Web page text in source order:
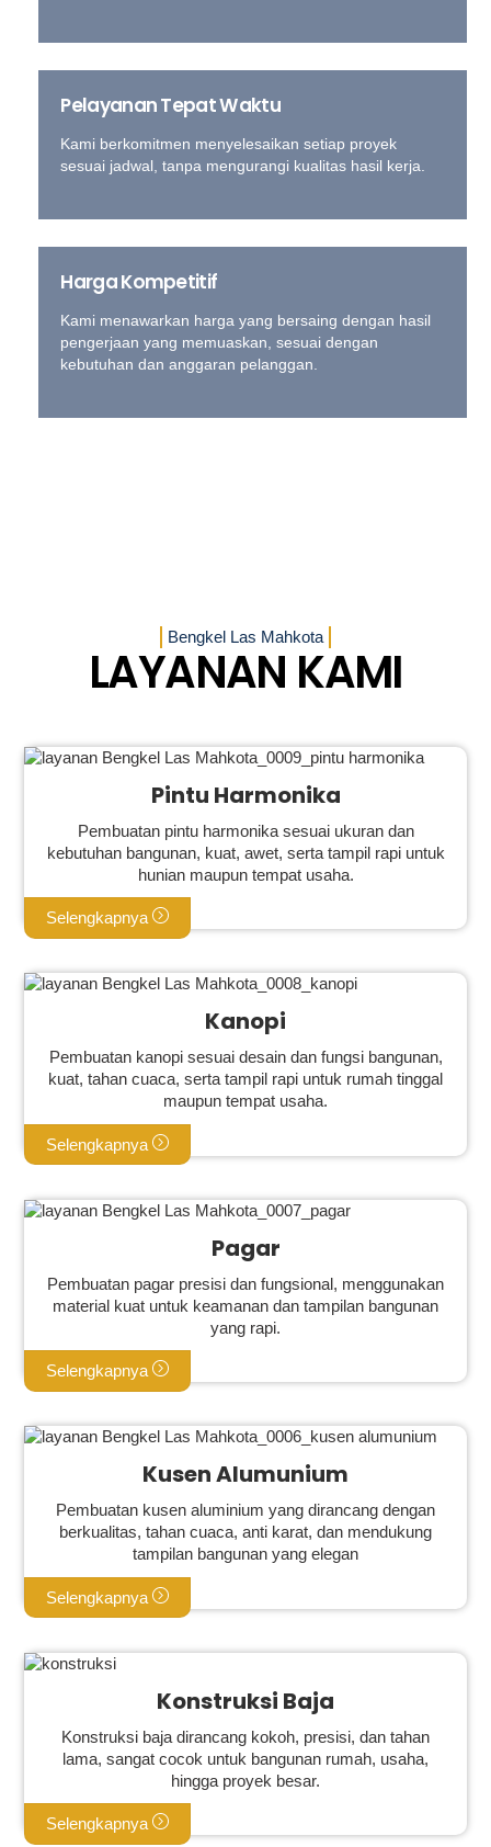
Pelayanan Tepat Waktu
Kami berkomitmen menyelesaikan setiap proyek
sesuai jadwal, tanpa mengurangi kualitas hasil kerja.
Harga Kompetitif
Kami menawarkan harga yang bersaing dengan hasil
pengerjaan yang memuaskan, sesuai dengan
kebutuhan dan anggaran pelanggan.
Bengkel Las Mahkota
LAYANAN KAMI
Pintu Harmonika
Pembuatan pintu harmonika sesuai ukuran dan
kebutuhan bangunan, kuat, awet, serta tampil rapi untuk
hunian maupun tempat usaha.
Selengkapnya
Kanopi
Pembuatan kanopi sesuai desain dan fungsi bangunan,
kuat, tahan cuaca, serta tampil rapi untuk rumah tinggal
maupun tempat usaha.
Selengkapnya
Pagar
Pembuatan pagar presisi dan fungsional, menggunakan
material kuat untuk keamanan dan tampilan bangunan
yang rapi.
Selengkapnya
Kusen Alumunium
Pembuatan kusen aluminium yang dirancang dengan
berkualitas, tahan cuaca, anti karat, dan mendukung
tampilan bangunan yang elegan
Selengkapnya
Konstruksi Baja
Konstruksi baja dirancang kokoh, presisi, dan tahan
lama, sangat cocok untuk bangunan rumah, usaha,
hingga proyek besar.
Selengkapnya